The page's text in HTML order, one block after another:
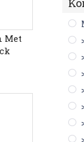
Met